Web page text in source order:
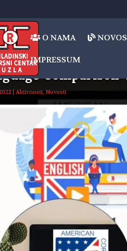
O NAMA
IMPRESSUM
|Aktivnosti,Novosti